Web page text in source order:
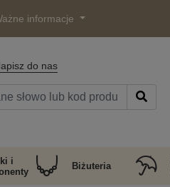
informacje
do nas
i
Biżuteria